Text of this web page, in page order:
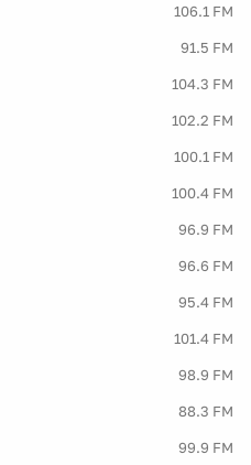
106.1 FM
91.5 FM
104.3 FM
102.2 FM
100.1 FM
100.4 FM
96.9 FM
96.6 FM
95.4 FM
101.4 FM
98.9 FM
88.3 FM
99.9 FM